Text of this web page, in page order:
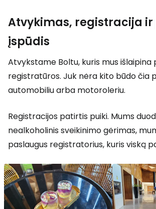
Atvykimas, registracija
įspūdis
Atvykstame Boltu, kuris mus išlaipina
registratūros. Juk nėra kito būdo čia
automobiliu arba motoroleriu.
Registracijos patirtis puiki. Mums
nealkoholinis sveikinimo gėrimas,
paslaugus registratorius, kuris viską